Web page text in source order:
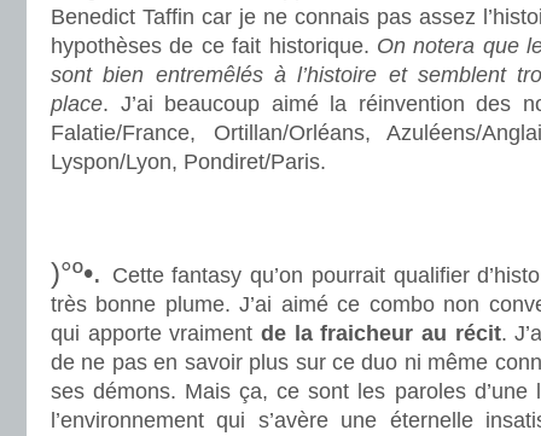
Benedict Taffin car je ne connais pas assez
hypothèses de ce fait historique. On notera que
sont bien entremêlés à l’histoire et semblent
place. J’ai beaucoup aimé la réinvention des
Falatie/France, Ortillan/Orléans, Azuléens/
Lyspon/Lyon, Pondiret/Paris.
)°º•. Cette fantasy qu’on pourrait qualifier
très bonne plume. J’ai aimé ce combo non
qui apporte vraiment de la fraicheur au récit.
de ne pas en savoir plus sur ce duo ni même
ses démons. Mais ça, ce sont les paroles d’une
l’environnement qui s’avère une éternelle